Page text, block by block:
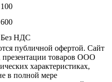
100
600
Без НДС
публичной офертой. Сайт
товаров ООО
характеристиках,
в полной мере